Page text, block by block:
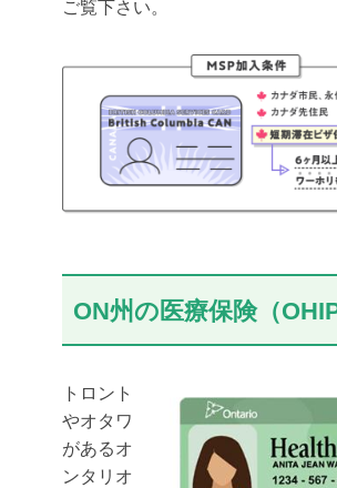
ご覧下さい。
ON州の医療保険（OHIP
トロント
やオタワ
があるオ
ンタリオ